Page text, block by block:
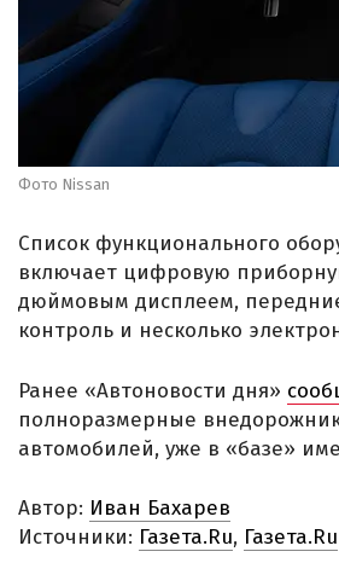
Фото Nissan
Список функционального
включает цифровую
дюймовым дисплеем,
контроль и несколько
Ранее «Автоновости дня»
полноразмерные
автомобилей, уже в «базе»
Автор: Иван Бахарев
Источники: Газета.Ru, Газета.Ru